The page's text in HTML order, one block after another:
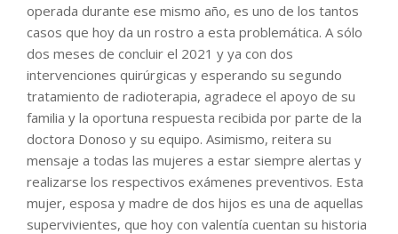
operada durante ese mismo año, es uno de los tantos
casos que hoy da un rostro a esta problemática. A sólo
dos meses de concluir el 2021 y ya con dos
intervenciones quirúrgicas y esperando su segundo
tratamiento de radioterapia, agradece el apoyo de su
familia y la oportuna respuesta recibida por parte de la
doctora Donoso y su equipo. Asimismo, reitera su
mensaje a todas las mujeres a estar siempre alertas y
realizarse los respectivos exámenes preventivos. Esta
mujer, esposa y madre de dos hijos es una de aquellas
supervivientes, que hoy con valentía cuentan su historia